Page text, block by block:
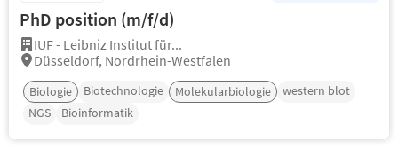
PhD position (m/f/d)
IUF - Leibniz Institut für...
Düsseldorf, Nordrhein-Westfalen
Biologie Biotechnologie Molekularbiologie
western blot
NGS
Bioinformatik